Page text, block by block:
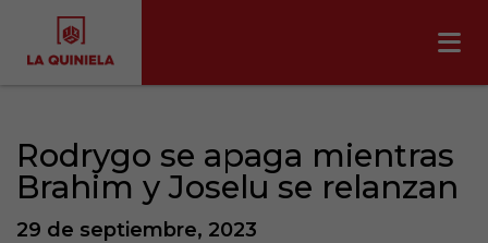
Rodrygo se apaga mientras
Brahim y Joselu se relanzan
29 de septiembre, 2023